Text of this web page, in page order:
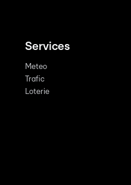
Services
Meteo
Trafic
Loterie